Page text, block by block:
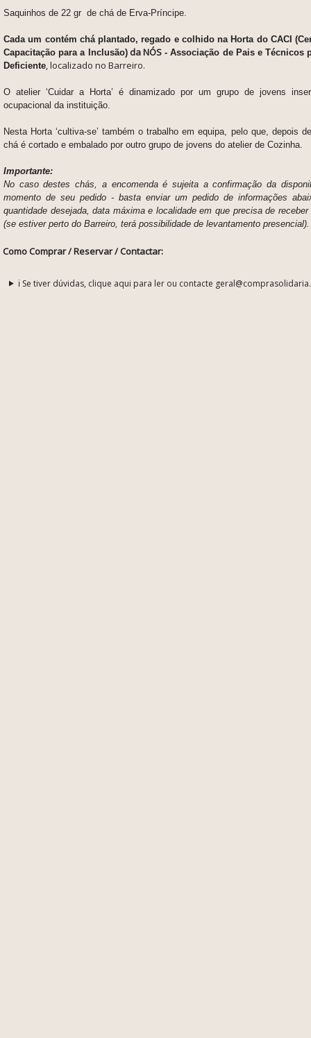
Saquinhos de 22 gr de chá de Erva-Príncipe.
Cada um contém chá plantado, regado e colhido na Horta do CACI
Capacitação para a Inclusão)da NÓS - Associação de Pais e Técnicos
Deficiente, localizado no Barreiro.
O atelier ‘Cuidar a Horta’ é dinamizado por um grupo de jovens
ocupacional da instituição.
Nesta Horta ‘cultiva-se’ também o trabalho em equipa, pelo que, depois
chá é cortado e embalado por outro grupo de jovens do atelier de Cozinha.
Importante:
No caso destes chás, a encomenda é sujeita a confirmação da
momento de seu pedido - basta enviar um pedido de informações
quantidade desejada, data máxima e localidade em que precisa de
(se estiver perto do Barreiro, terá possibilidade de levantamento presencial).
Como Comprar / Reservar / Contactar:
ℹ️ Se tiver dúvidas, clique aqui para ler ou contacte